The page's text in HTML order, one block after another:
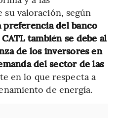
valoración, según
preferencia del banco
también se debe al
de los inversores en
del sector de las
en lo que respecta a
de energía.